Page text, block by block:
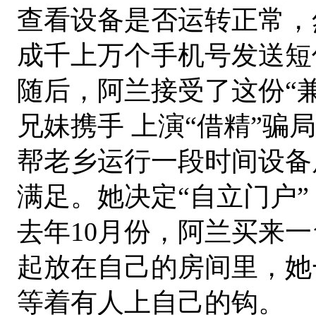
查看设备是否运转正常
成千上万个手机号发送
随后，阿兰接受了这份“
兄妹携手 上演“借精”骗局
帮老乡运行一段时间设
满足。她决定“自立门户
去年10月份，阿兰买来
起放在自己的房间里，
等着有人上自己的钩。